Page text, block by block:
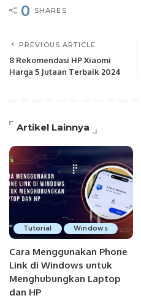
0 SHARES
PREVIOUS ARTICLE
8 Rekomendasi HP Xiaomi
Harga 5 Jutaan Terbaik 2024
Artikel Lainnya
Tutorial Windows
Cara Menggunakan Phone
Link di Windows untuk
Menghubungkan Laptop
dan HP